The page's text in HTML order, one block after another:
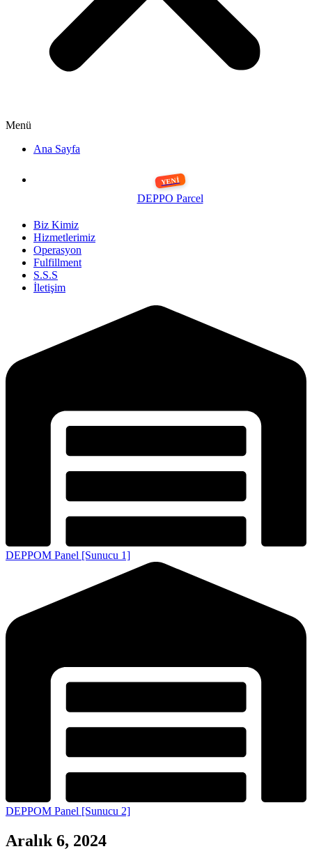
Menü
Ana Sayfa
DEPPO Parcel
Biz Kimiz
Hizmetlerimiz
Operasyon
Fulfillment
S.S.S
İletişim
DEPPOM Panel [Sunucu 1]
DEPPOM Panel [Sunucu 2]
Aralık 6, 2024